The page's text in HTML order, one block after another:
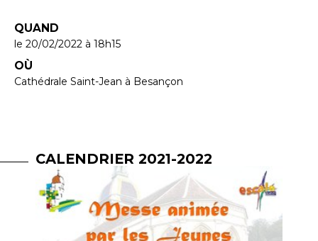
QUAND
le 20/02/2022 à 18h15
OÙ
Cathédrale Saint-Jean à Besançon
CALENDRIER 2021-2022